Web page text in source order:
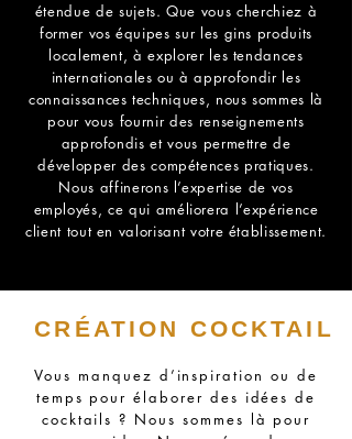
étendue de sujets. Que vous cherchiez à
former vos équipes sur les gins produits
localement, à explorer les tendances
internationales ou à approfondir les
connaissances techniques, nous sommes là
pour vous fournir des renseignements
approfondis et vous permettre de
développer des compétences pratiques.
Nous affinerons l’expertise de vos
employés, ce qui améliorera l’expérience
client tout en valorisant votre établissement.
CRÉATION COCKTAIL
Vous manquez d’inspiration ou de
temps pour élaborer des idées de
cocktails ? Nous sommes là pour